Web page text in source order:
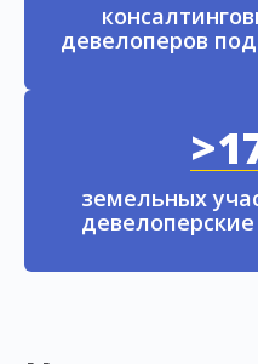
девелоперов
земельных